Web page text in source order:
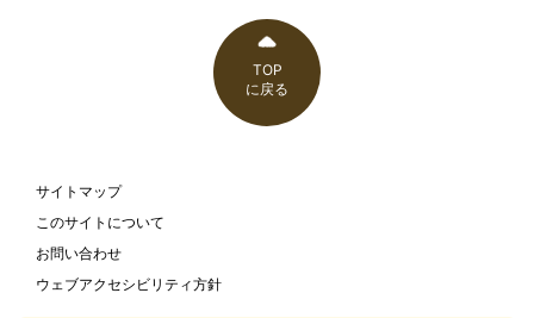
TOP
に戻る
サイトマップ
このサイトについて
お問い合わせ
ウェブアクセシビリティ方針